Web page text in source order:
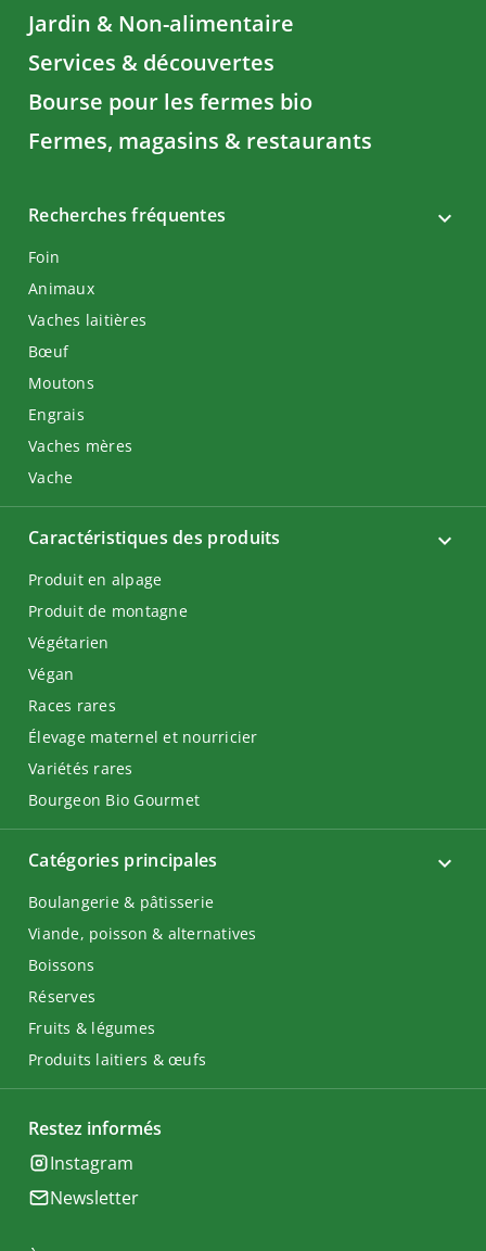
Jardin & Non-alimentaire
Services & découvertes
Bourse pour les fermes bio
Fermes, magasins & restaurants
Recherches fréquentes
Foin
Animaux
Vaches laitières
Bœuf
Moutons
Engrais
Vaches mères
Vache
Catégories principales
Boulangerie & pâtisserie
Viande, poisson & alternatives
Boissons
Réserves
Fruits & légumes
Produits laitiers & œufs
Caractéristiques des produits
Produit en alpage
Produit de montagne
Végétarien
Végan
Races rares
Élevage maternel et nourricier
Variétés rares
Bourgeon Bio Gourmet
Restez informés
Instagram
Newsletter